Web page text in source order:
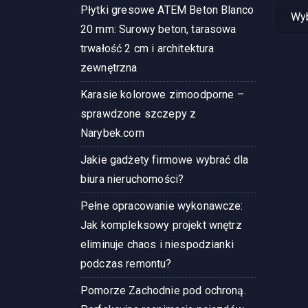
Płytki gresowe ATEM Beton Blanco
20 mm: Surowy beton, tarasowa
trwałość 2 cm i architektura
zewnętrzna
Karasie kolorowe zimoodporne –
sprawdzone szczepy z
Narybek.com
Jakie gadżety firmowe wybrać dla
biura nieruchomości?
Pełne opracowanie wykonawcze:
Jak kompleksowy projekt wnętrz
eliminuje chaos i niespodzianki
podczas remontu?
Pomorze Zachodnie pod ochroną.